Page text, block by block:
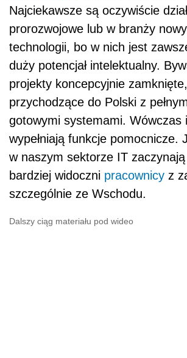
Najciekawsze są oczywiście
prorozwojowe lub w branży
technologii, bo w nich jest
duży potencjał intelektualny.
projekty koncepcyjnie zamknięte,
przychodzące do Polski z
gotowymi systemami. Wówczas
wypełniają funkcje pomocnicze.
w naszym sektorze IT
bardziej widoczni pracownicy z
szczególnie ze Wschodu.
Dalszy ciąg materiału pod wideo